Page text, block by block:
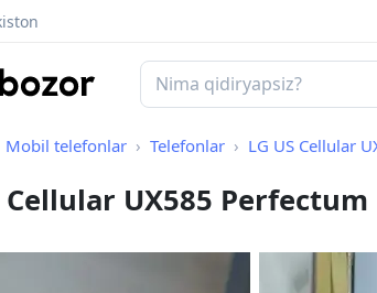
Mobil telefonlar Telefonlar LG US Cellular
Cellular UX585 Perfectum